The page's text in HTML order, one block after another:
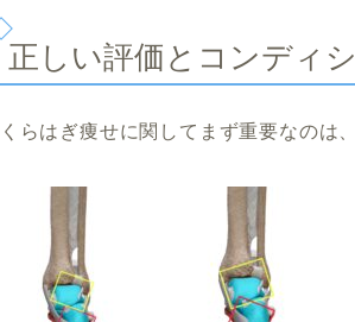
正しい評価とコンディ
らはぎ痩せに関してまず重要なのは、